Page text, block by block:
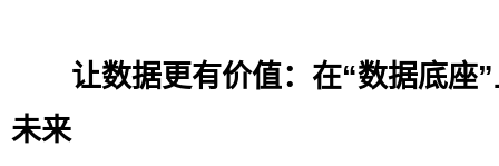
让数据更有价值：在“数据底座
未来